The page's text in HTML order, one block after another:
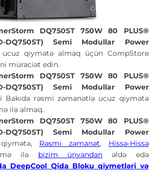
DQ750ST 750W 80 PLUS®
DQ750ST) Semi Modullar Power
ucuz qiymətə almaq üçün CompStore
müraciət edin.
DQ750ST 750W 80 PLUS®
DQ750ST) Semi Modullar Power
Bakıda rəsmi zəmanətlə ucuz qiymətə
ilə almaq.
DQ750ST 750W 80 PLUS®
DQ750ST) Semi Modullar Power
Rəsmi zəmanət, Hissə-Hissə
ilə bizim ünvandanəldə edə
DeepCool Qida Bloku qiymetləri və